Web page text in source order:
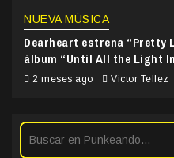
NUEVA MÚSICA
Dearheart estrena “Pretty
álbum “Until All the Light
2 meses ago Victor Tellez